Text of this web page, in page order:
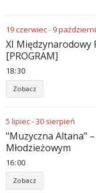
19czerwiec- 9
XI Międzynarodowy
[PROGRAM]
18:30
Zobacz
5 lipiec-30 sierpień
"Muzyczna Altana"
Młodzieżowym
16:00
Zobacz